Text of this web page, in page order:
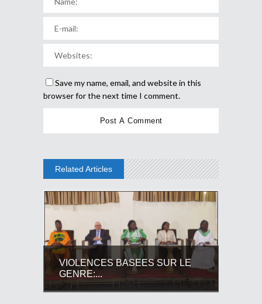
Save my name, email, and website in this
browser for the next time I comment.
Related Articles
VIOLENCES BASEES SUR LE
GENRE:...